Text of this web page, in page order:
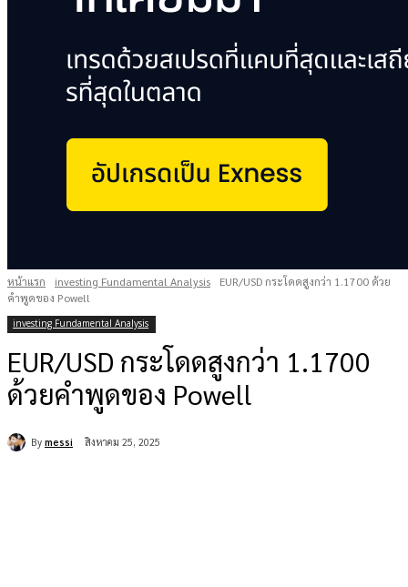
หน้าแรก investing Fundamental Analysis
EUR/USD กระโดดสูงกว่า 1.1700 ด้วย
คำพูดของ Powell
investing Fundamental Analysis
EUR/USD กระโดดสูงกว่า 1.1700
ด้วยคำพูดของ Powell
By messi สิงหาคม 25, 2025